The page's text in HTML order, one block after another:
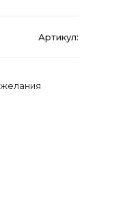
Артикул: